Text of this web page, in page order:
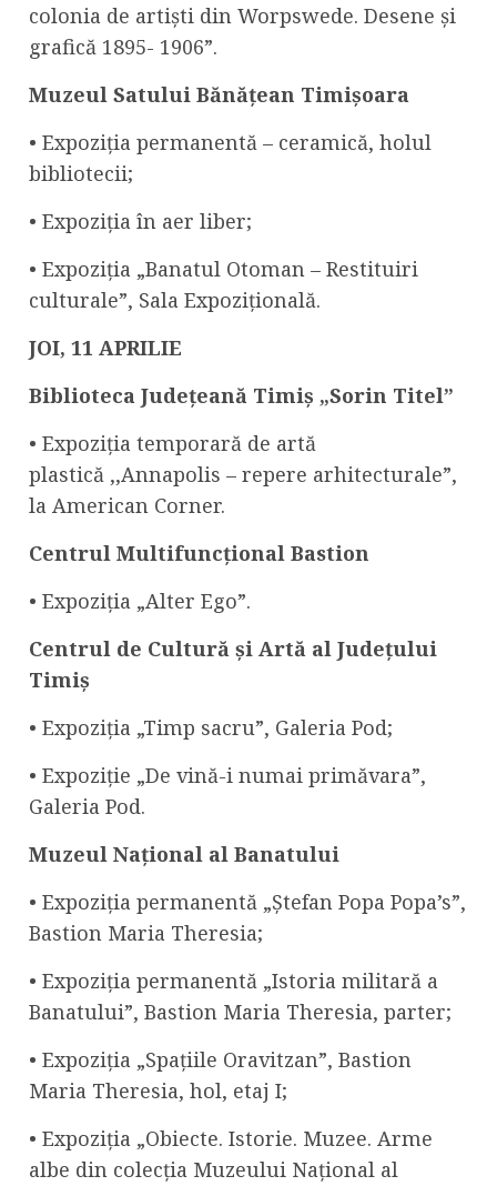
colonia de artiști din Worpswede. Desene și
grafică 1895- 1906”.
Muzeul Satului Bănățean Timișoara
• Expoziția permanentă – ceramică, holul
bibliotecii;
• Expoziția în aer liber;
• Expoziția „Banatul Otoman – Restituiri
culturale”, Sala Expozițională.
JOI, 11 APRILIE
Biblioteca Județeană Timiș „Sorin Titel”
• Expoziția temporară de artă
plastică ,,Annapolis – repere arhitecturale”,
la American Corner.
Centrul Multifuncțional Bastion
• Expoziția „Alter Ego”.
Centrul de Cultură și Artă al Județului
Timiș
• Expoziția „Timp sacru”, Galeria Pod;
• Expoziție „De vină-i numai primăvara”,
Galeria Pod.
Muzeul Național al Banatului
• Expoziția permanentă „Ștefan Popa Popa’s”,
Bastion Maria Theresia;
• Expoziția permanentă „Istoria militară a
Banatului”, Bastion Maria Theresia, parter;
• Expoziția „Spațiile Oravitzan”, Bastion
Maria Theresia, hol, etaj I;
• Expoziția „Obiecte. Istorie. Muzee. Arme
albe din colecția Muzeului Național al